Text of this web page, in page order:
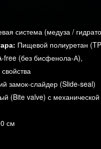
система (медуза /
Пищевой полиуретан
free (без бисфенола-А),
замок-слайдер (Slide-seal)
(Bite valve) с механической
см